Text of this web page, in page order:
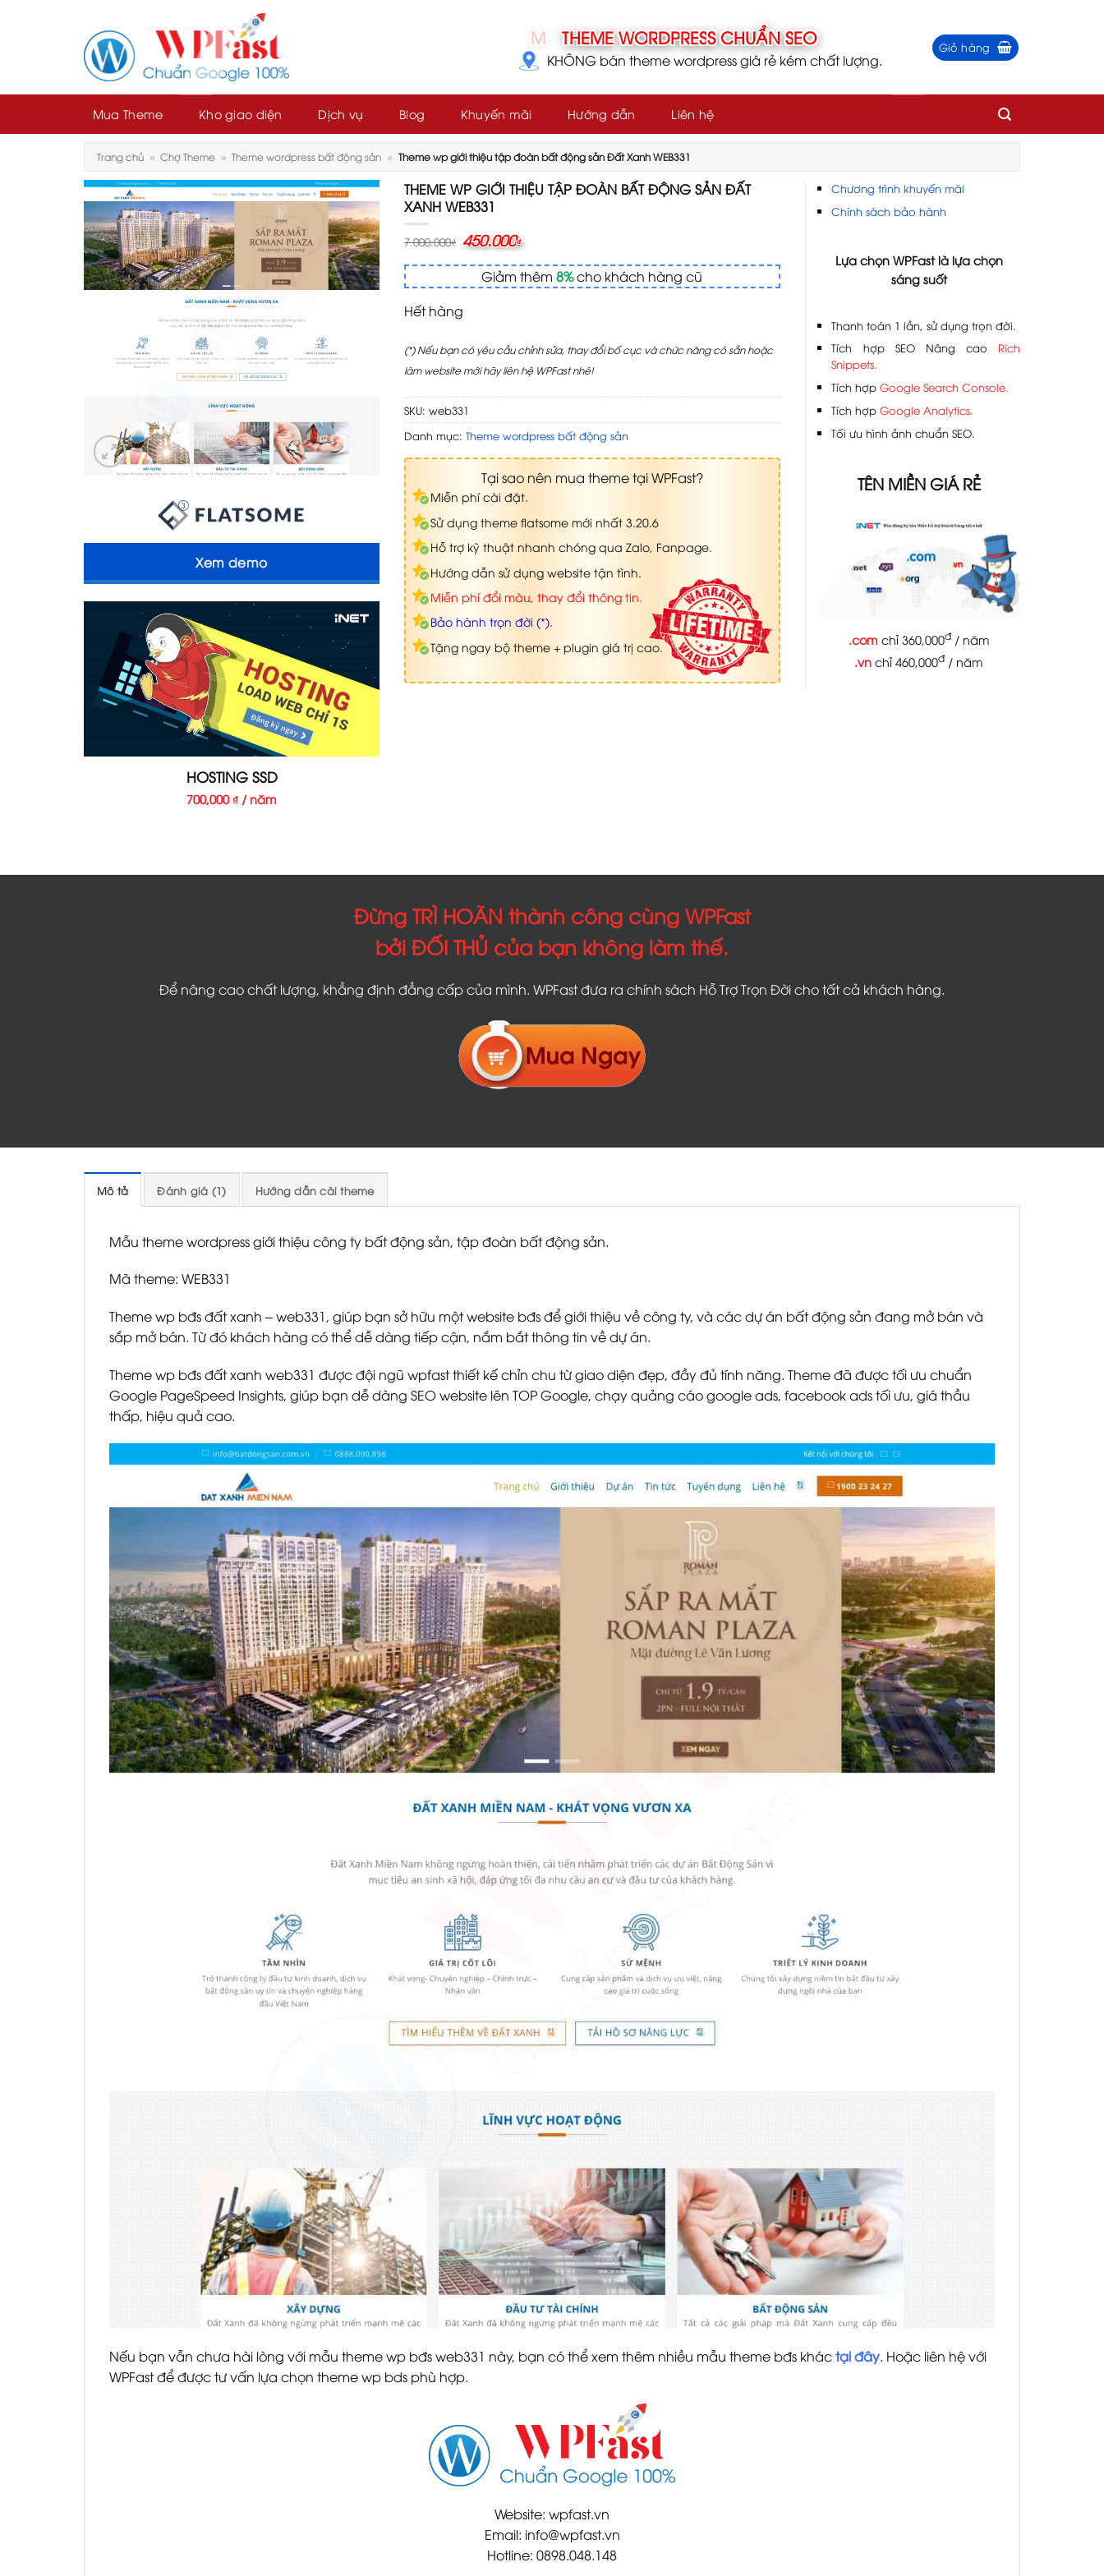
KHÔNG bán theme wordpress giá rẻ kém chất lượng.
Giỏ hàng
Mua Theme Kho giao diện Dịch vụ Blog Khuyến mãi Hướng dẫn Liên hệ
Trang chủ » Chợ Theme » Theme wordpress bất động sản » Theme wp giới thiệu tập đoàn bất động sản Đất Xanh WEB331
Xem demo
HOSTING SSD
700,000 ₫ / năm
THEME WP GIỚI THIỆU TẬP ĐOÀN BẤT ĐỘNG SẢN ĐẤT
XANH WEB331
7.000.000₫ Giá
gốc
là:
7.000.000₫.
450.000₫Giá
hiện
tại
là:
450.000₫.
Giảm thêm8%cho khách hàng cũ
Hết hàng
(*) Nếu bạn có yêu cầu chỉnh sửa, thay đổi bố cục và chức năng có sẵn hoặc
làm website mới hãy liên hệ WPFast nhé!
SKU: web331
Danh mục: Theme wordpress bất động sản
Tại sao nên mua theme tại WPFast?
Miễn phí cài đặt.
Sử dụng theme flatsome mới nhất 3.20.6
Hỗ trợ kỹ thuật nhanh chóng qua Zalo, Fanpage.
Hướng dẫn sử dụng website tận tình.
Miễn phí đổi màu, thay đổi thông tin.
Bảo hành trọn đời (*).
Tặng ngay bộ theme + plugin giá trị cao.
Chương trình khuyến mãi
Chính sách bảo hành
Lựa chọn WPFast là lựa chọn
sáng suốt
Thanh toán 1 lần, sử dụng trọn đời.
Tích hợp SEO Nâng cao Rich
Snippets.
Tích hợpGoogle Search Console.
Tích hợpGoogle Analytics.
Tối ưu hình ảnh chuẩn SEO.
TÊN MIỀN GIÁ RẺ
.comchỉ 360,000đ/ năm
.vn chỉ 460,000đ/ năm
Đừng TRÌ HOÃN thành công cùng WPFast
bởi ĐỐI THỦ của bạn không làm thế.
Để nâng cao chất lượng, khẳng định đẳng cấp của mình. WPFast đưa ra chính sách Hỗ Trợ Trọn Đời cho tất cả khách hàng.
Mô tả Đánh giá (1) Hướng dẫn cài theme
Mẫu theme wordpress giới thiệu công ty bất động sản, tập đoàn bất động sản.
Mã theme: WEB331
Theme wp bđs đất xanh – web331, giúp bạn sở hữu một website bđs để giới thiệu về công ty, và các dự án bất động sản đang mở bán và
sắp mở bán. Từ đó khách hàng có thể dễ dàng tiếp cận, nắm bắt thông tin về dự án.
Theme wp bđs đất xanh web331 được đội ngũ wpfast thiết kế chỉn chu từ giao diện đẹp, đầy đủ tính năng. Theme đã được tối ưu chuẩn
Google PageSpeed Insights, giúp bạn dễ dàng SEO website lên TOP Google, chạy quảng cáo google ads, facebook ads tối ưu, giá thầu
thấp, hiệu quả cao.
Nếu bạn vẫn chưa hài lòng với mẫu theme wp bđs web331 này, bạn có thể xem thêm nhiều mẫu theme bđs kháctại đây. Hoặc liên hệ với
WPFast để được tư vấn lựa chọn theme wp bds phù hợp.
Website: wpfast.vn
Email: info@wpfast.vn
Hotline: 0898.048.148